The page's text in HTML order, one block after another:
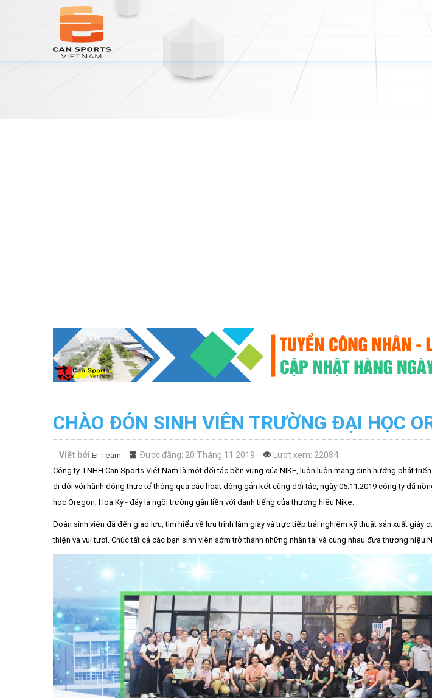
CHÀO ĐÓN SINH VIÊN TRƯỜNG ĐẠI HỌC
Viết bởi Er Team Được đăng: 20 Tháng 11 2019 Lượt xem: 22084
Công ty TNHH Can Sports Việt Nam là một đối tác bền vững của NIKE, luôn luôn mang định hướng phát
đi đôi với hành động thực tế thông qua các hoạt động gắn kết cùng đối tác, ngày 05.11.2019 công ty đã
học Oregon, Hoa Kỳ - đây là ngôi trường gắn liền với danh tiếng của thương hiệu Nike.
Đoàn sinh viên đã đến giao lưu, tìm hiểu về lưu trình làm giày và trực tiếp trải nghiệm kỹ thuật sản xuất giày
thiện và vui tươi. Chúc tất cả các bạn sinh viên sớm trở thành những nhân tài và cùng nhau đưa thương hiệu